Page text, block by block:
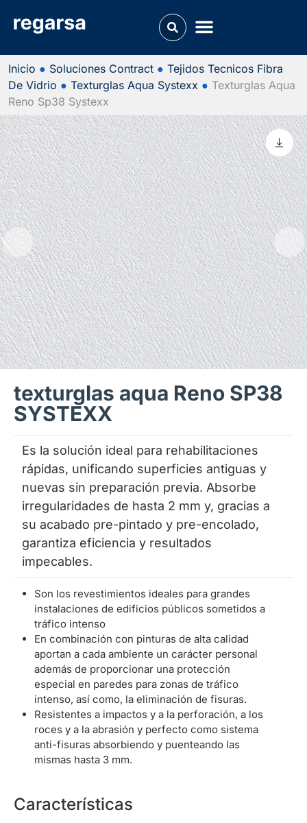
Inicio ● Soluciones Contract ● Tejidos Tecnicos Fibra
De Vidrio ● Texturglas Aqua Systexx ● Texturglas Aqua
Reno Sp38 Systexx
texturglas aqua Reno SP38
SYSTEXX
Es la solución ideal para rehabilitaciones
rápidas, unificando superficies antiguas y
nuevas sin preparación previa. Absorbe
irregularidades de hasta 2 mm y, gracias a
su acabado pre-pintado y pre-encolado,
garantiza eficiencia y resultados
impecables.
Son los revestimientos ideales para grandes
instalaciones de edificios públicos sometidos a
tráfico intenso
En combinación con pinturas de alta calidad
aportan a cada ambiente un carácter personal
además de proporcionar una protección
especial en paredes para zonas de tráfico
intenso, así como, la eliminación de fisuras.
Resistentes a impactos y a la perforación, a los
roces y a la abrasión y perfecto como sistema
anti-fisuras absorbiendo y puenteando las
mismas hasta 3 mm.
Características